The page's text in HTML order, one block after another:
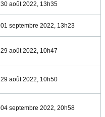
30 août 2022, 13h35
01 septembre 2022, 13h23
29 août 2022, 10h47
29 août 2022, 10h50
04 septembre 2022, 20h58